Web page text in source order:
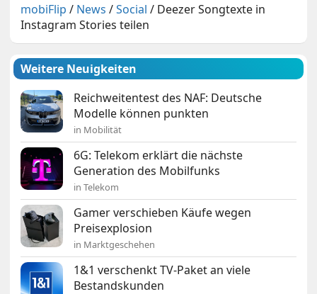
mobiFlip / News /Social / Deezer Songtexte in
Instagram Stories teilen
Weitere Neuigkeiten
Reichweitentest des NAF: Deutsche
Modelle können punkten
in Mobilität
6G: Telekom erklärt die nächste
Generation des Mobilfunks
in Telekom
Gamer verschieben Käufe wegen
Preisexplosion
in Marktgeschehen
1&1 verschenkt TV-Paket an viele
Bestandskunden